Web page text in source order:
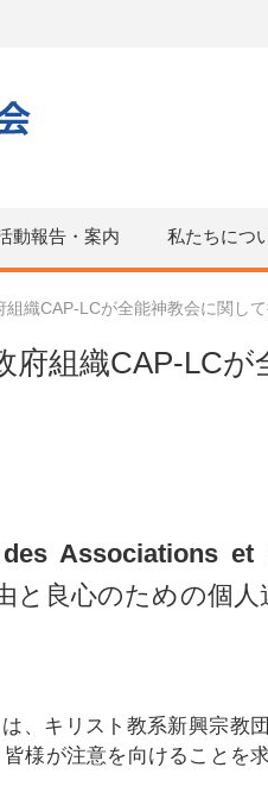
動報告・案内 私たちにつ
織CAP-LCが全能神教会に関し
府組織CAP-LCが
Associations et
と良心のための個人
、キリスト教系新興宗教
様が注意を向けることを